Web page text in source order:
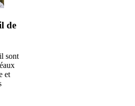
de
sont
et